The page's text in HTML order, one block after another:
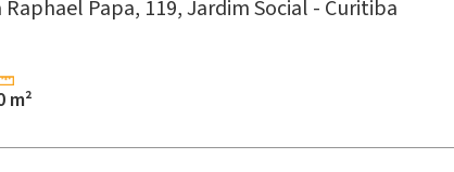
Raphael Papa, 119,Jardim Social - Curitiba
m²